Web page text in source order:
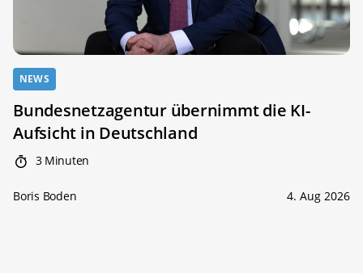
NEWS
Bundesnetzagentur übernimmt die KI-
Aufsicht in Deutschland
3 Minuten
Boris Boden 4. Aug 2026